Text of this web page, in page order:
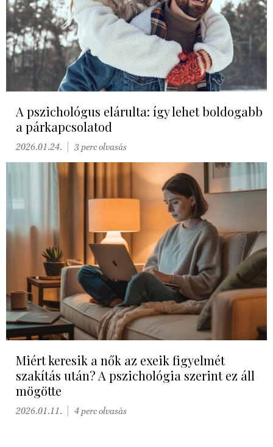
A pszichológus elárulta: így lehet boldogabb
a párkapcsolatod
2026.01.24. 3 perc olvasás
Miért keresik a nők az exeik figyelmét
szakítás után? A pszichológia szerint ez áll
mögötte
2026.01.11. 4 perc olvasás